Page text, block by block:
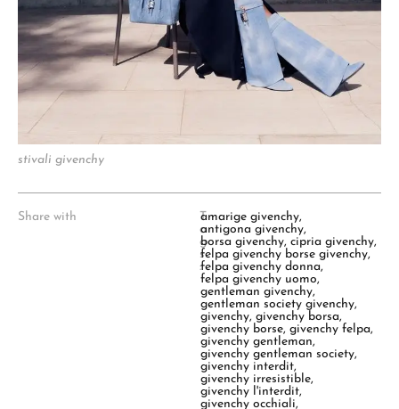
stivali givenchy
Share with
T
a
g
s
:
amarige givenchy,
antigona givenchy,
borsa givenchy,cipria givenchy,
felpa givenchy borse givenchy,
felpa givenchy donna,
felpa givenchy uomo,
gentleman givenchy,
gentleman society givenchy,
givenchy,givenchy borsa,
givenchy borse,givenchy felpa,
givenchy gentleman,
givenchy gentleman society,
givenchy interdit,
givenchy irresistible,
givenchy l'interdit,
givenchy occhiali,